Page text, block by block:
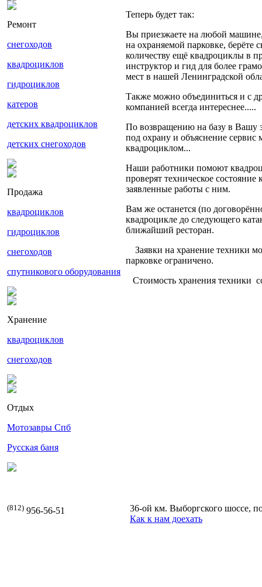
Ремонт
снегоходов
квадроциклов
гидроциклов
катеров
детских квадроциклов
детских снегоходов
Продажа
квадроциклов
гидроциклов
снегоходов
спутникового оборудования
Хранение
квадроциклов
снегоходов
Отдых
Мотозавры Спб
Русская баня
Теперь будет так:
Вы приезжаете на любой
на охраняемой парковке,
количеству ещё квадроциклы в
инструктор и гид для более
мест в нашей Ленинградской
Также можно объединиться и с
компанией всегда интереснее.....
По возвращению на базу в Вашу
под охрану и объяснение сервис
квадроциклом...
Наши работники помоют
проверят техническое
заявленные работы с ним.
Вам же останется (по
квадроцикле до следующего
ближайший ресторан.
Заявки на хранение техники
парковке ограничено.
Стоимость хранения техники
(812) 956-56-51
36-ой км. Выборгского шоссе,
Как к нам доехать